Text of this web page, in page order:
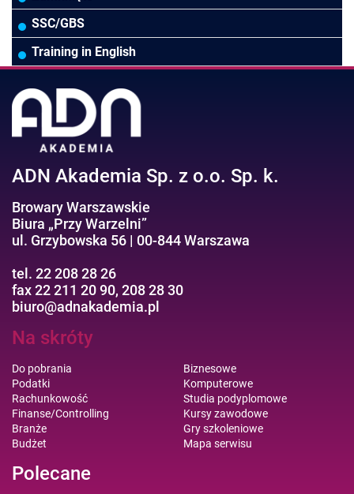
Wodociągi/Kanalizacja
Pozostałe branże
Pozostałe
Prawo pracy
Asystentka/Sekretarka
Efektywność osobista//Wellbeing
MS 365/SharePoint/Bazy danych
MS Project/Word/PowerPoint
SSC/GBS
Training in English
ADN Akademia Sp. z o.o. Sp. k.
Browary Warszawskie
Biura „Przy Warzelni”
ul. Grzybowska 56 | 00-844 Warszawa
tel. 22 208 28 26
fax 22 211 20 90, 208 28 30
biuro@adnakademia.pl
Na skróty
Do pobrania
Podatki
Rachunkowość
Finanse/Controlling
Branże
Budżet
Biznesowe
Komputerowe
Studia podyplomowe
Kursy zawodowe
Gry szkoleniowe
Mapa serwisu
Polecane